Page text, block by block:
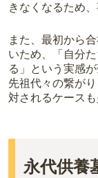
きなくなるため
また、最初から
いため、「自分
る」という実感
先祖代々の繋が
対されるケース
永代供養